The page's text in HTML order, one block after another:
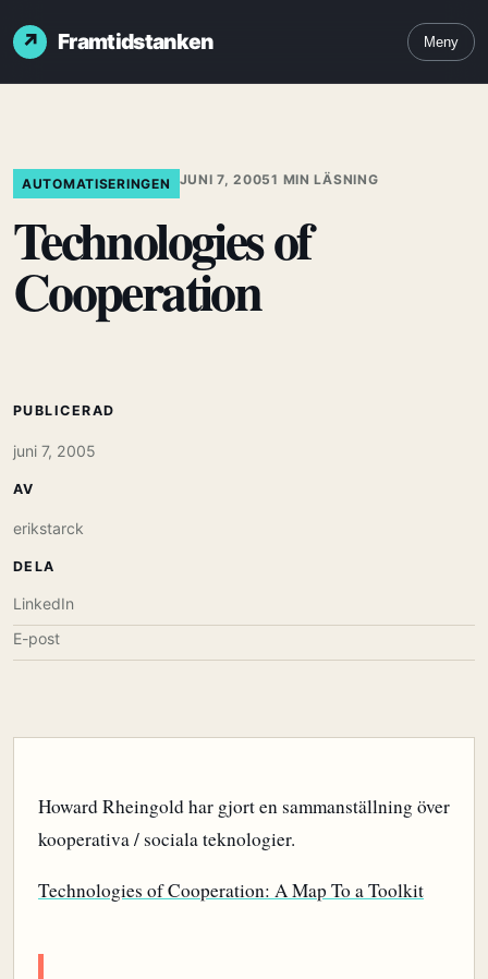
Framtidstanken Meny
AUTOMATISERINGEN JUNI 7, 20051 MIN LÄSNING
Technologies of
Cooperation
Howard Rheingold har gjort en sammanställning över
kooperativa / sociala teknologier.
Technologies of Cooperation: A Map To a Toolkit
PUBLICERAD
juni 7, 2005
AV
erikstarck
DELA
LinkedIn
E-post